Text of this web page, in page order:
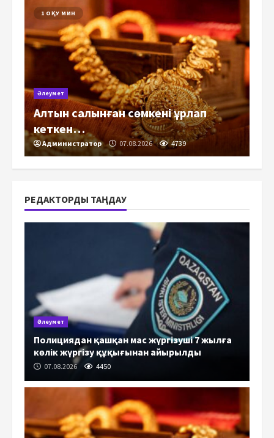
1 ОҚУ МИН
Әлеумет
Алтын салынған сөмкені ұрлап
кеткен…
Администратор 07.08.2026 4739
РЕДАКТОРДЫ ТАҢДАУ
Әлеумет
Полициядан қашқан мас жүргізуші 7 жылға
көлік жүргізу құқығынан айырылды
07.08.2026 4450